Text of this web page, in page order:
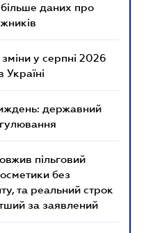
даних про
у серпні 2026
Україні
державний
пільговий
без
та реальний строк
за заявлений